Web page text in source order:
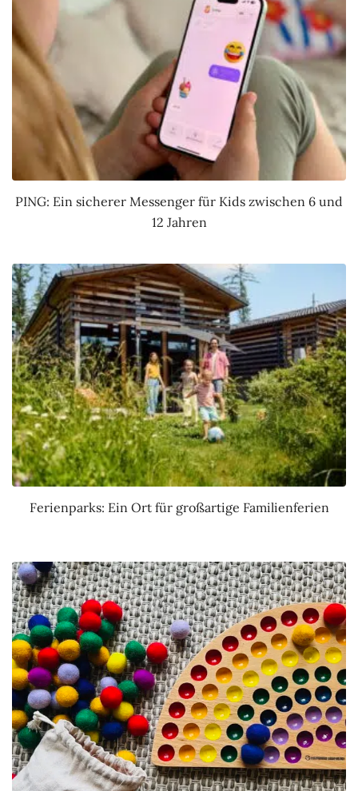
PING: Ein sicherer Messenger für Kids zwischen 6 und
12 Jahren
Ferienparks: Ein Ort für großartige Familienferien